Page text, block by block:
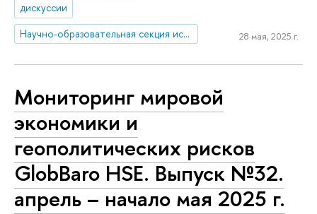
дискуссии
Научно-образовательная секция исследований Ближнего Востока и Северной Африки
28 мая, 2025 г.
Мониторинг мировой
экономики и
геополитических рисков
GlobBaro HSE. Выпуск №32.
апрель – начало мая 2025 г.